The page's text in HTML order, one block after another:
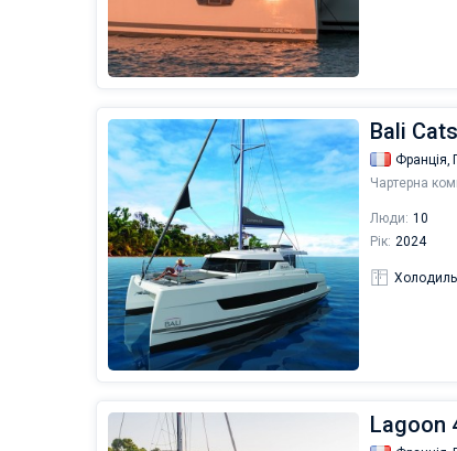
Bali
Франція,
Чартерна
Люди: 10
Рік: 2024
Lagoon